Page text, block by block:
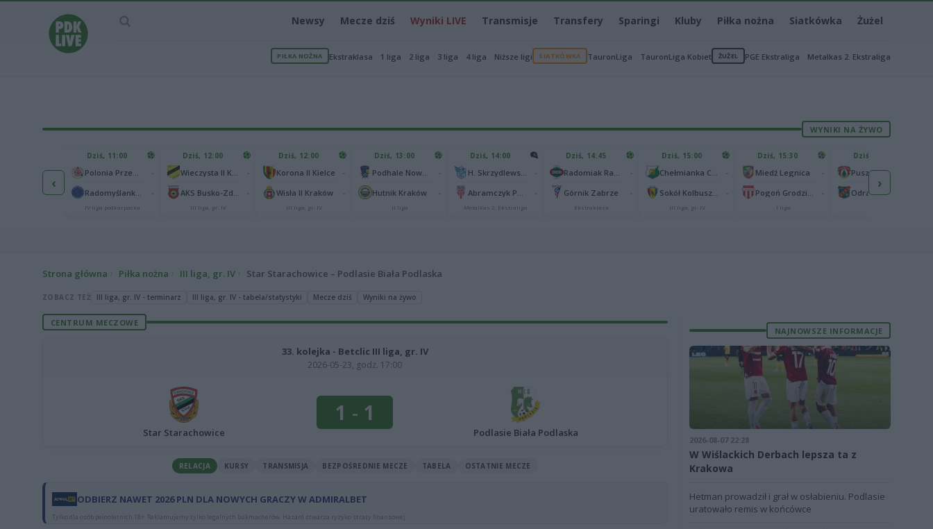
Newsy Mecze dziś Wyniki LIVE Transmisje Transfery Sparingi Kluby Piłka nożna Siatkówka Żużel
PIŁKA NOŻNA Ekstraklasa 1 liga 2 liga 3 liga 4 liga Niższe ligi SIATKÓWKA TauronLiga TauronLiga Kobiet ŻUŻEL PGE Ekstraliga Metalkas 2. Ekstraliga
WYNIKI NA ŻYWO
‹
Polonia Warszawa 1
Chorzów 1
Dziś, 11:00
IV liga podkarpacka
Dziś, 12:00
III liga, gr. IV
Dziś, 12:00
Korona II Kielce
Wisła II Kraków
III liga, gr. IV
Dziś, 13:00
Hutnik Kraków
II liga
Dziś, 14:00
Metalkas 2. Ekstraliga
Dziś, 14:45
Górnik Zabrze
Ekstraklasa
Dziś, 15:00
III liga, gr. IV
Dziś, 15:30
Miedź Legnica
I liga
Dziś, 15:30
Odra Opole
›
Strona główna Piłka nożna III liga, gr. IV Star Starachowice – Podlasie Biała Podlaska
ZOBACZ TEŻ III liga, gr. IV - terminarz III liga, gr. IV - tabela/statystyki Mecze dziś Wyniki na żywo
CENTRUM MECZOWE
33. kolejka - Betclic III liga, gr. IV
2026-05-23, godz. 17:00
Star Starachowice
1 - 1
Podlasie Biała Podlaska
RELACJA KURSY TRANSMISJA BEZPOŚREDNIE MECZE TABELA OSTATNIE MECZE
ODBIERZ NAWET 2026 PLN DLA NOWYCH GRACZY W ADMIRALBET
Tylko dla osób pełnoletnich 18+. Reklamujemy tylko legalnych bukmacherów. Hazard stwarza ryzyko straty finansowej.
NAJNOWSZE INFORMACJE
2026-08-07 22:28
W Wiślackich Derbach lepsza ta z
Krakowa
Hetman prowadził i grał w osłabieniu. Podlasie
uratowało remis w końcówce